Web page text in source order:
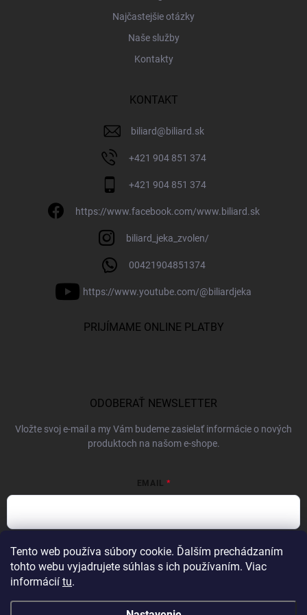
Tento web používa súbory cookie. Ďalším prechádzaním
tohto webu vyjadrujete súhlas s ich používaním. Viac
informácií tu.
Najčastejšie otázky
Naše služby
Kontakty
KONTAKT
biliard@biliard.sk
+421 904 851 374
+421 904 851 374
https://www.facebook.com/www.biliard.sk
biliard_jeka_zvolen/
00421904851374
https://www.youtube.com/@biliardjeka
PRIJÍMAME ONLINE PLATBY
ODOBERAŤ NEWSLETTER
Vložte svoj e-mail a my Vám budeme zasielať informácie o nových
produktoch na našom e-shope.
EMAIL
Vložením e-mailu súhlasíte spodmienkami ochrany osobných údajov